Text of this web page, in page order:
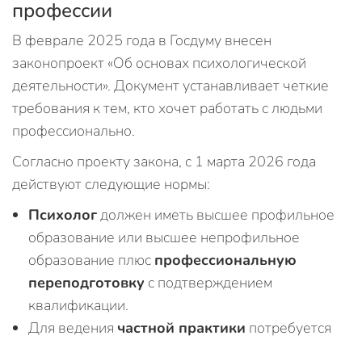
профессии
В феврале 2025 года в Госдуму внесен
законопроект «Об основах психологической
деятельности». Документ устанавливает четкие
требования к тем, кто хочет работать с людьми
профессионально.
Согласно проекту закона, с 1 марта 2026 года
действуют следующие нормы:
Психологдолжен иметь высшее профильное
образование или высшее непрофильное
образование плюс профессиональную
переподготовку с подтверждением
квалификации.
Для ведения частной практики потребуется